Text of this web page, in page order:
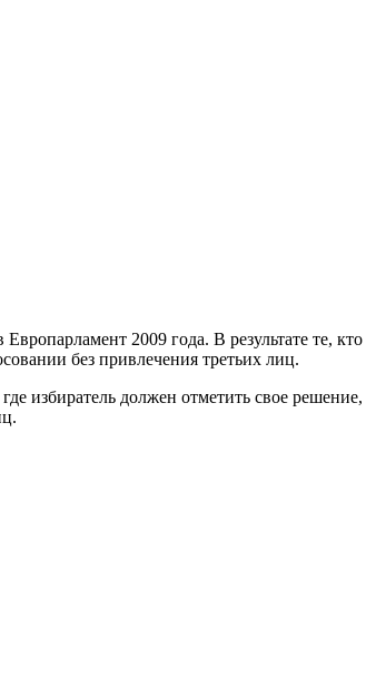
2009 года. В результате те, кто
без привлечения третьих лиц.
избиратель должен отметить свое решение,